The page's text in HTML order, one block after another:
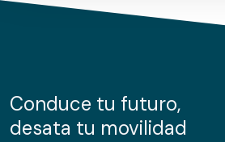
de cookies.
información sobre el uso que haga
nuestros partners de redes
Conduce tu futuro,
desata tu movilidad